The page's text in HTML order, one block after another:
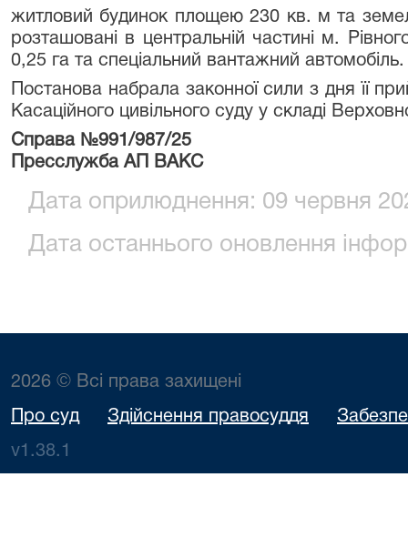
житловий будинок площею 230 кв. м та
розташовані в центральній частині м.
0,25 га та спеціальний вантажний автомобіль.
Постанова набрала законної сили з дня її
Касаційного цивільного суду у складі
Справа №991/987/25
Пресслужба АП ВАКС
Дата оприлюднення: 09 червня
Дата останнього оновлення
2026 © Всі права захищені
Про суд Здійснення правосуддя
v1.38.1